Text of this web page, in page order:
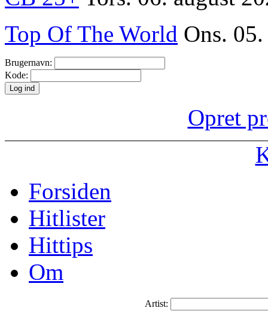
Top Of The World Ons.
Brugernavn:
Kode:
Opret
Forsiden
Hitlister
Hittips
Om
Artist: